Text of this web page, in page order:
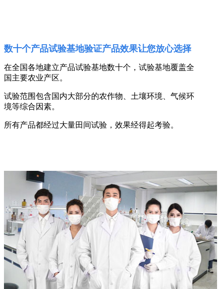
数十个产品试验基地验证产品效果让您放心选择
在全国各地建立产品试验基地数十个，试验基地覆盖全
国主要农业产区。
试验范围包含国内大部分的农作物、土壤环境、气候环
境等综合因素。
所有产品都经过大量田间试验，效果经得起考验。